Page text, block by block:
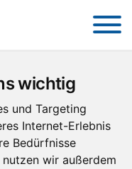
wichtig
und Targeting
Internet-Erlebnis
Bedürfnisse
wir außerdem